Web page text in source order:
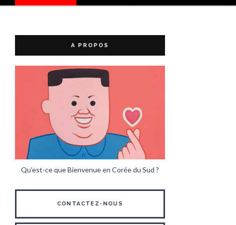
A PROPOS
Qu'est-ce que Bienvenue en Corée du Sud ?
CONTACTEZ-NOUS